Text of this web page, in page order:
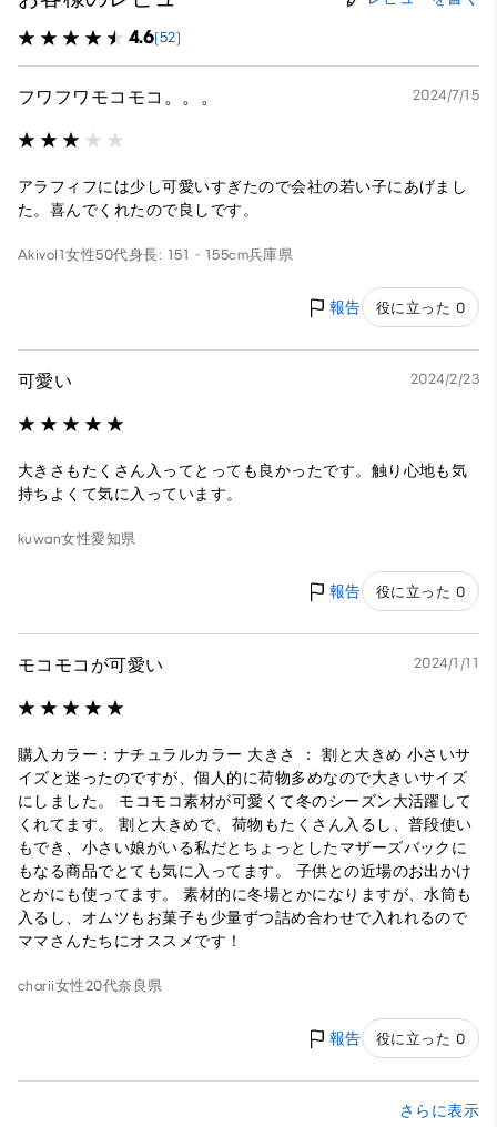
4.6(52)
フワフワモコモコ。。。 2024/7/15
アラフィフには少し可愛いすぎたので会社の若い子にあげまし
た。喜んでくれたので良しです。
Akivol1女性50代身長: 151 - 155cm兵庫県
報告 役に立った 0
可愛い 2024/2/23
大きさもたくさん入ってとっても良かったです。触り心地も気
持ちよくて気に入っています。
kuwan女性愛知県
報告 役に立った 0
モコモコが可愛い 2024/1/11
購入カラー：ナチュラルカラー 大きさ ： 割と大きめ 小さいサ
イズと迷ったのですが、個人的に荷物多めなので大きいサイズ
にしました。 モコモコ素材が可愛くて冬のシーズン大活躍して
くれてます。 割と大きめで、荷物もたくさん入るし、普段使い
もでき、小さい娘がいる私だとちょっとしたマザーズバックに
もなる商品でとても気に入ってます。 子供との近場のお出かけ
とかにも使ってます。 素材的に冬場とかになりますが、水筒も
入るし、オムツもお菓子も少量ずつ詰め合わせで入れれるので
ママさんたちにオススメです！
charii女性20代奈良県
報告 役に立った 0
さらに表示